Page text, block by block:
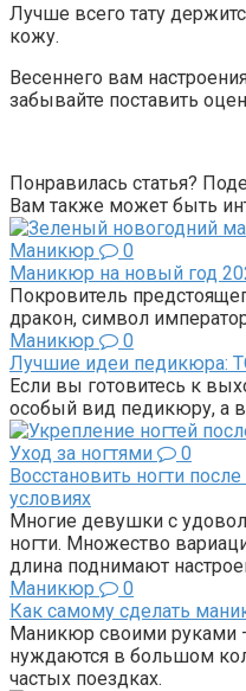
Лучше всего тату
кожу.
Весеннего вам
забывайте поставить
Понравилась статья?
Вам также может быть
Маникюр
0
Маникюр на новый год
Покровитель
дракон, символ
Маникюр
0
Лучшие идеи педикюра:
Если вы готовитесь к
особый вид педикюру, а в
Уход за ногтями
0
Восстановить ногти
условиях
Многие девушки с
ногти. Множество
длина поднимают
Маникюр
0
Как самому сделать
Маникюр своими руками
нуждаются в большом
частых поездках.